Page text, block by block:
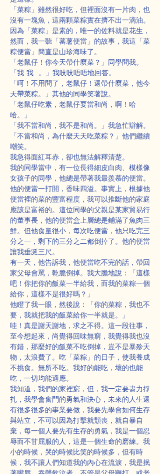
「菜粽」雖然很好吃，但裡面沒有一片肉，也
沒有一塊魚，這兩顆菜粽實在擠不出一滴油。
因為「菜粽」是素的，唯一的佐料就是花生，
然而，我一聽「蕃薯便當」的故事，我這「菜
粽便當」簡直是山珍海味了。
「老鼠仔！你今天帶什麼菜？」同學問我。
「我…我……。」我吱吱唔唔地回答。
「呵！不用問了，老鼠仔！還帶什麼菜，他今
天帶菜粽。」其他的同學笑著說。
「老鼠仔吃素，老鼠仔要當和尚，啊！哈
哈。」
「我不當和尚，我不是和尚。」我急忙辯解。
「不當和尚，為什麼天天吃菜粽？」他們繼續
嘲笑。
我急得面紅耳赤，卻也無法解釋清楚。
我的同學當中，有一位長得細皮白肉、模樣像
女孩子的同學，他總是帶著我最羨慕的便當。
他的便當一打開，香味四溢。事實上，根據他
便當裡的菜的豐富程度，我可以推斷他的家庭
應該是富裕的。這位同學的父親是某家貿易行
的董事長，他的便當盒上層總是鋪滿了魚肉三
鮮。但他食量很小，每次吃便當，他只吃完三
分之一，剩下的三分之二都倒掉了。他的便當
讓我垂涎三尺。
有一天，他告訴我，他便當吃不完的話，帶回
家父母會罵，乾脆倒掉。我大膽地說：「這樣
吧！你把你的飯菜一半給我，而我的菜粽一個
給你，這樣不是很好嗎？」
他瞪了我一眼，然後說：「你的菜粽，我也不
要，我就把我的飯菜給你一半就是。」
哇！真是謝天謝地，求之不得。這一段往事，
至今想起來，尚覺得回味無窮，我覺得我也沒
有錯，那麼好的飯菜不吃倒掉，豈不是暴殄天
物，太浪費了。吃「菜粽」的日子，使我養成
不挑食。無所不吃。我好的能吃，壞的也能
吃，一切均能適應。
我知道，我們的家裡窮，但，我一定要盡力掙
扎，我學會奮鬥的勇氣和決心，未來的人生還
有很多很多的事業要做，我要先學會如何生存
與站立，不可以因為打擊就頹喪，就自暴自
棄，每一個人要先有生存的勇氣，我是一個忍
辱而不甘屈服的人，這是一個生命的磨練。我
小的時候，哭的時候比笑的時候多，但有時
候，我不讓人們知道我的內心在流淚，我是抿